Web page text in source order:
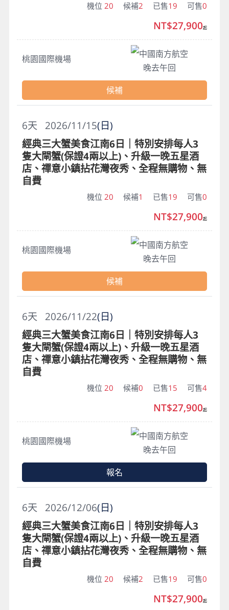
機位 20 候補2 已售19 可售0
桃園國際機場
中國南方航空
晚去午回
NT$27,900起
候補
2026/11/15(日)
6天
經典三大蟹美食江南6日｜特別安排每人3
隻大閘蟹(保證4兩以上)、升級一晚五星酒
店、禪意小鎮拈花灣夜秀、全程無購物、無
自費
機位 20 候補1 已售19 可售0
桃園國際機場
中國南方航空
晚去午回
NT$27,900起
候補
2026/11/22(日)
6天
經典三大蟹美食江南6日｜特別安排每人3
隻大閘蟹(保證4兩以上)、升級一晚五星酒
店、禪意小鎮拈花灣夜秀、全程無購物、無
自費
機位 20 候補0 已售15 可售4
桃園國際機場
中國南方航空
晚去午回
NT$27,900起
報名
2026/12/06(日)
6天
經典三大蟹美食江南6日｜特別安排每人3
隻大閘蟹(保證4兩以上)、升級一晚五星酒
店、禪意小鎮拈花灣夜秀、全程無購物、無
自費
機位 20 候補2 已售19 可售0
NT$27,900起